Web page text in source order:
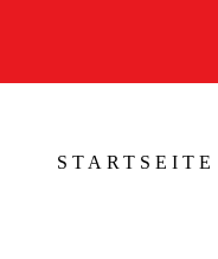
STARTSEITE